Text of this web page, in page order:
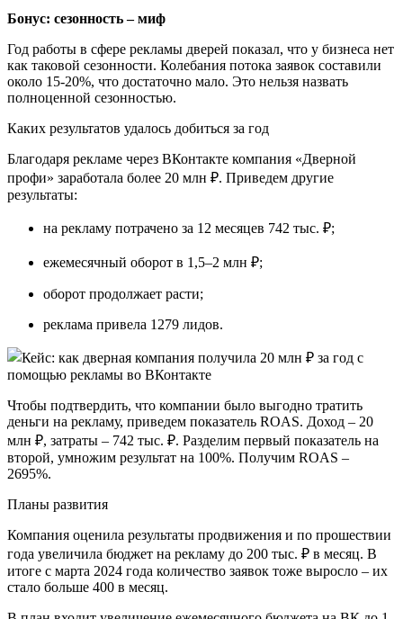
Бонус: сезонность – миф
Год работы в сфере рекламы дверей показал, что у бизнеса нет
как таковой сезонности. Колебания потока заявок составили
около 15-20%, что достаточно мало. Это нельзя назвать
полноценной сезонностью.
Каких результатов удалось добиться за год
Благодаря рекламе через ВКонтакте компания «Дверной
профи» заработала более 20 млн ₽. Приведем другие
результаты:
на рекламу потрачено за 12 месяцев 742 тыс. ₽;
ежемесячный оборот в 1,5–2 млн ₽;
оборот продолжает расти;
реклама привела 1279 лидов.
Чтобы подтвердить, что компании было выгодно тратить
деньги на рекламу, приведем показатель ROAS. Доход – 20
млн ₽, затраты – 742 тыс. ₽. Разделим первый показатель на
второй, умножим результат на 100%. Получим ROAS –
2695%.
Планы развития
Компания оценила результаты продвижения и по прошествии
года увеличила бюджет на рекламу до 200 тыс. ₽ в месяц. В
итоге с марта 2024 года количество заявок тоже выросло – их
стало больше 400 в месяц.